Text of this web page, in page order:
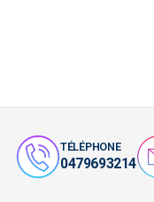
TÉLÉPHONE
0479693214